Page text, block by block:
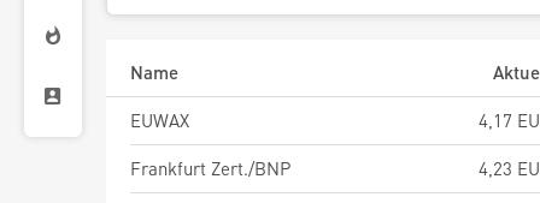
Name
EUWAX
4,17
Frankfurt Zert./BNP
4,23